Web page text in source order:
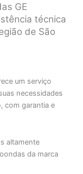
GE
técnica
de São
um serviço
necessidades
com garantia e
altamente
da marca